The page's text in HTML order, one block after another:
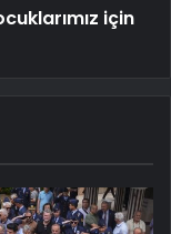
için